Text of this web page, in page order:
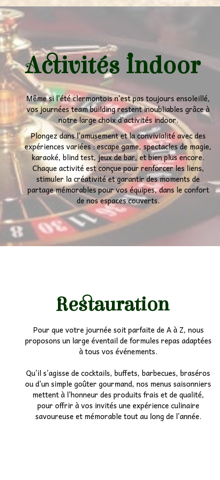
Activités Indoor
Même si l’été clermontois n’est pas toujours ensoleillé,
vos journées team building restent inoubliables grâce à
notre large choix d’activités indoor.
Plongez dans l’amusement et la convivialité avec des
expériences variées : escape game, spectacles de magie,
karaoké, blind test, jeux de bar, et bien plus encore.
Chaque activité est conçue pour renforcer les liens,
stimuler la créativité et garantir des moments de
partage mémorables pour vos équipes, dans le confort
de nos espaces couverts.
Restauration
Pour que votre journée soit parfaite de A à Z, nous
proposons un large éventail de formules repas adaptées
à tous vos événements.
Qu’il s’agisse de cocktails, buffets, barbecues, braséros
ou d’un simple goûter gourmand, nos menus saisonniers
mettent à l’honneur des produits frais et de qualité,
pour offrir à vos invités une expérience culinaire
savoureuse et mémorable tout au long de l’année.